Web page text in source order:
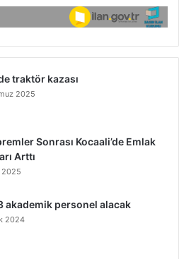
traktör kazası
2025
Sonrası Kocaali’de Emlak
Arttı
2025
akademik personel alacak
2024